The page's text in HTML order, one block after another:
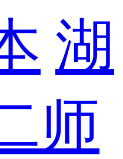
湖
师